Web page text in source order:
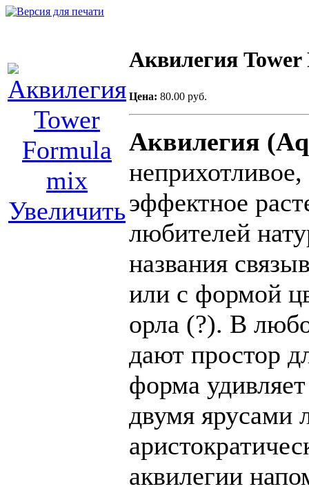
Увеличить
Аквилегия
Цена: 80.00 руб.
Аквилегия
эффектное
любителей
названия
или с формой
орла (?). В
дают простор
форма
двумя ярусами
аквилегии